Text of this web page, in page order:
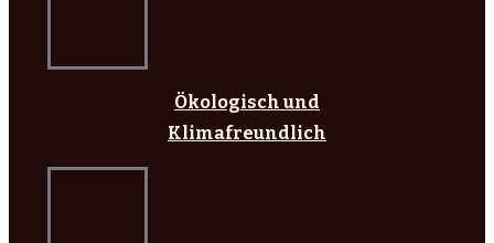
Ökologisch und
Klimafreundlich